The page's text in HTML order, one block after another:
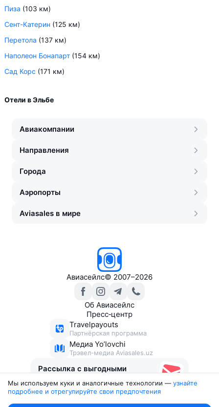
Пиза (103 км)
Сент-Катерин (125 км)
Перетола (137 км)
Наполеон Бонапарт (154 км)
Сад Корс (171 км)
Отели в Эльбе
Авиакомпании
Направления
Города
Аэропорты
Aviasales в мире
Авиасейлс© 2007–2026
Об Авиасейлс
Пресс‑центр
Travelpayouts
Партнёрская программа
Медиа Yo’lovchi
Трэвел‑медиа Aviasales.uz
Рассылка с выгодными
Мы используем куки и аналогичные технологии — узнайте
подробнее и отрегулируйте свои предпочтения